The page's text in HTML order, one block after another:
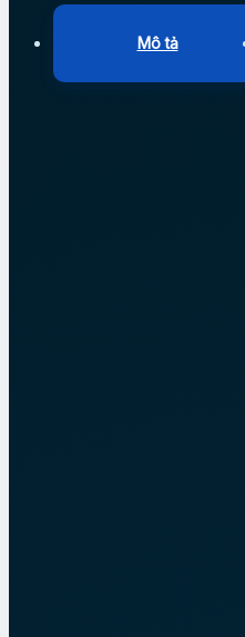
Mô tả